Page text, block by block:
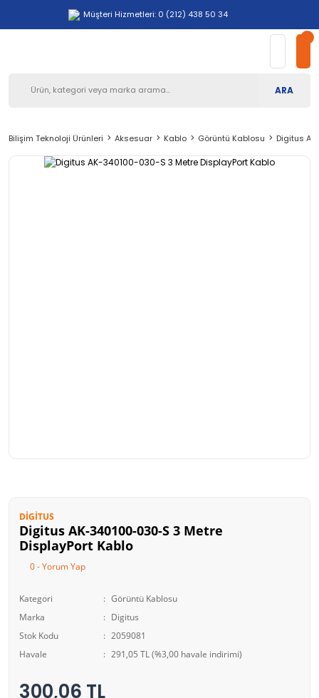
Müşteri Hizmetleri: 0 (212) 438 50 34
ARA
Bilişim Teknoloji Ürünleri Aksesuar Kablo Görüntü Kablosu Digitus
DIGITUS
Digitus AK-340100-030-S 3 Metre
DisplayPort Kablo
0 - Yorum Yap
Kategori
Görüntü Kablosu
Marka
Digitus
Stok Kodu
2059081
Havale
291,05 TL (%3,00 havale indirimi)
300,06 TL